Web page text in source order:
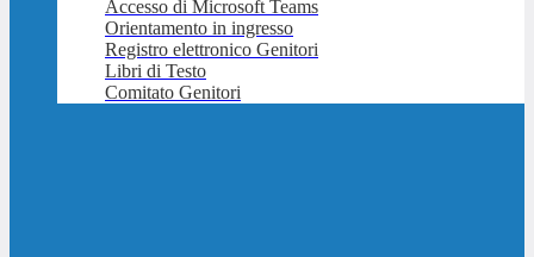
Accesso di Microsoft Teams
Orientamento in ingresso
Registro elettronico Genitori
Libri di Testo
Comitato Genitori